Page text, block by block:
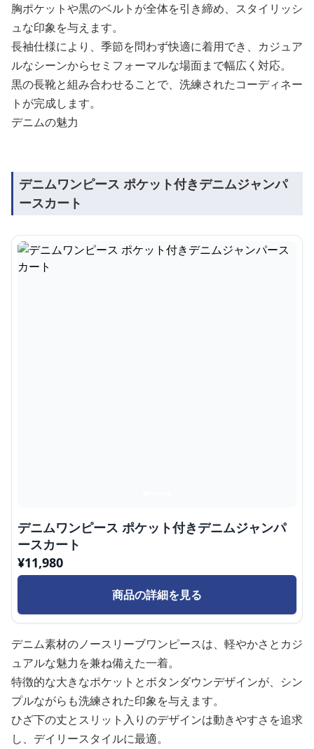
胸ポケットや黒のベルトが全体を引き締め、スタイリッシ
ュな印象を与えます。
長袖仕様により、季節を問わず快適に着用でき、カジュア
ルなシーンからセミフォーマルな場面まで幅広く対応。
黒の長靴と組み合わせることで、洗練されたコーディネー
トが完成します。
デニムの魅力
デニムワンピース ポケット付きデニムジャンパ
ースカート
デニムワンピース ポケット付きデニムジャンパ
ースカート
¥11,980
商品の詳細を見る
デニム素材のノースリーブワンピースは、軽やかさとカジ
ュアルな魅力を兼ね備えた一着。
特徴的な大きなポケットとボタンダウンデザインが、シン
プルながらも洗練された印象を与えます。
ひざ下の丈とスリット入りのデザインは動きやすさを追求
し、デイリースタイルに最適。